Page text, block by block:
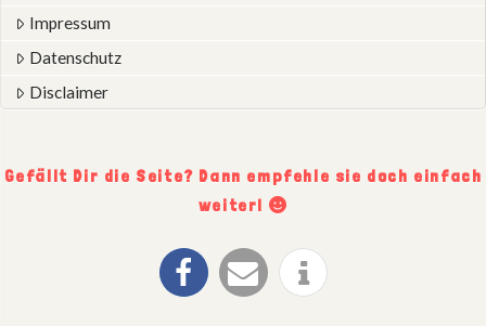
Impressum
Datenschutz
Disclaimer
Gefällt Dir die Seite? Dann empfehle sie doch einfach
weiter!